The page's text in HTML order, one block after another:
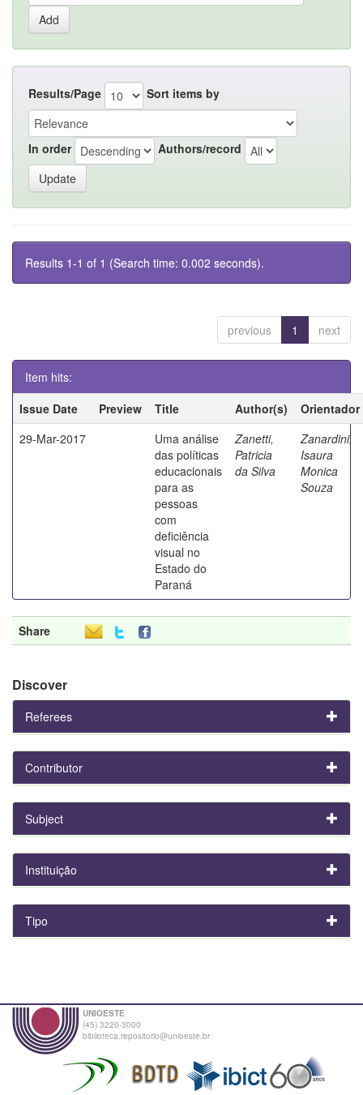
Results/Page Sort items by
In order Authors/record
Results 1-1 of 1 (Search time: 0.002 seconds).
previous 1 next
Item hits:
Issue Date
Preview Title Author(s)
Orientador
29-Mar-2017
Uma análise
das políticas
educacionais
para as
pessoas
com
deficiência
visual no
Estado do
Paraná
Zanetti,
Patricia
da Silva
Zanardini,
Isaura
Monica
Souza
Share
Discover
Referees
Contributor
Subject
Instituição
Tipo
UNIOESTE
(45) 3220-3000
biblioteca.repositorio@unioeste.br